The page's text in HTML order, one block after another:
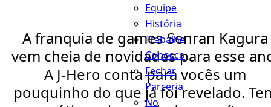
Equipe
História
Trabalhe
Conosco
Fechar
Parceria
No
A franquia de games Senran Kagura
vem cheia de novidades para esse
A J-Hero conta para vocês um
pouquinho do que já foi revelado.